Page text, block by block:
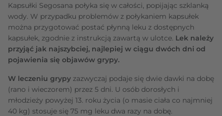
Kapsułki Segosana połyka się w całości, popijając szklanką
wody. W przypadku problemów z połykaniem kapsułek
można przygotować postać płynną leku z dostępnych
kapsułek, zgodnie z instrukcją zawartą w ulotce. Lek należy
przyjąć jak najszybciej, najlepiej w ciągu dwóch dni od
pojawienia się objawów grypy.
W leczeniu grypy zazwyczaj podaje się dwie dawki na dobę
(rano i wieczorem) przez 5 dni. U osób dorosłych i
młodzieży powyżej 13. roku życia (o masie ciała co najmniej
40 kg) stosuje się 75 mg leku dwa razy na dobę.